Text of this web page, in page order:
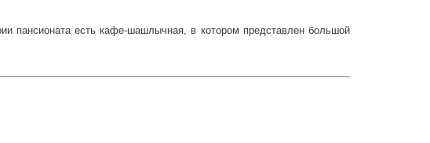
пансионата есть кафе-шашлычная, в котором представлен большой